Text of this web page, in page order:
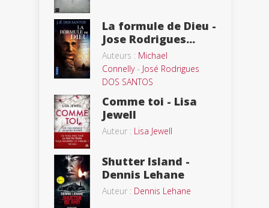
La formule de Dieu -
Jose Rodrigues...
Auteurs : Michael
Connelly- José Rodrigues
DOS SANTOS
Comme toi - Lisa
Jewell
Auteur : Lisa Jewell
Shutter Island -
Dennis Lehane
Auteur : Dennis Lehane